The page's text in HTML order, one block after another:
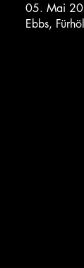
05. Mai
Ebbs,